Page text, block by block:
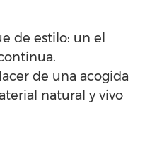
de estilo: un el
de una acogida
natural y vivo